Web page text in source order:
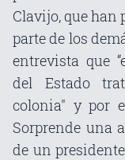
Clavijo, que han
parte de los
entrevista que
del Estado
colonia" y por
Sorprende una
de un